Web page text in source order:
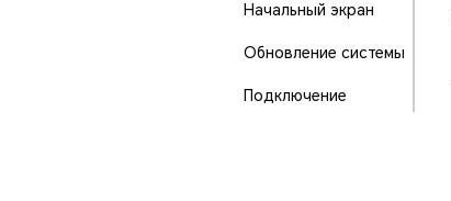
Начальный экран
Обновление системы
Подключение